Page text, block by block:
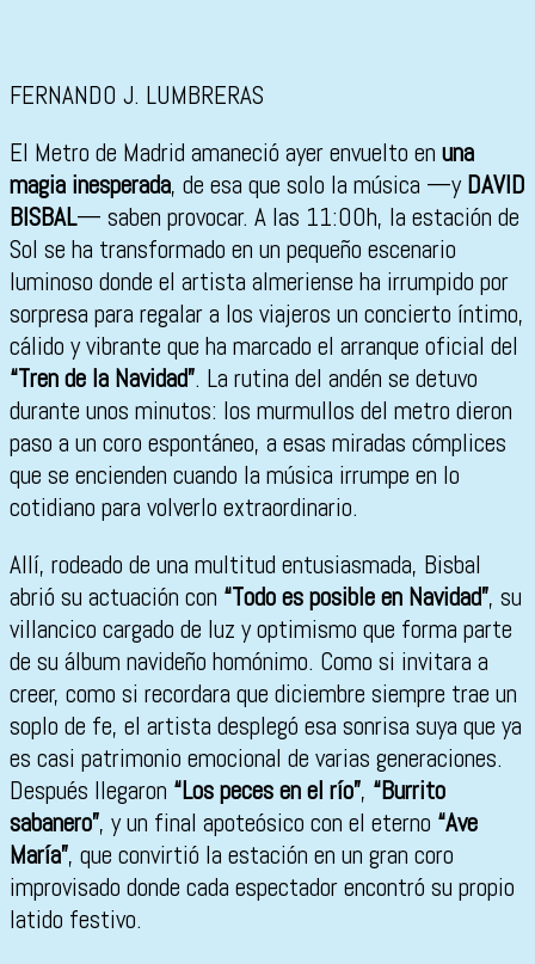
FERNANDO J. LUMBRERAS
El Metro de Madrid amaneció ayer envuelto en una
magia inesperada, de esa que solo la música —yDAVID
BISBAL— saben provocar. A las 11:00h, la estación de
Sol se ha transformado en un pequeño escenario
luminoso donde el artista almeriense ha irrumpido por
sorpresa para regalar a los viajeros un concierto íntimo,
cálido y vibrante que ha marcado el arranque oficial del
“Tren de la Navidad”. La rutina del andén se detuvo
durante unos minutos: los murmullos del metro dieron
paso a un coro espontáneo, a esas miradas cómplices
que se encienden cuando la música irrumpe en lo
cotidiano para volverlo extraordinario.
Allí, rodeado de una multitud entusiasmada, Bisbal
abrió su actuación con “Todo es posible en Navidad”, su
villancico cargado de luz y optimismo que forma parte
de su álbum navideño homónimo. Como si invitara a
creer, como si recordara que diciembre siempre trae un
soplo de fe, el artista desplegó esa sonrisa suya que ya
es casi patrimonio emocional de varias generaciones.
Después llegaron “Los peces en el río”, “Burrito
sabanero”, y un final apoteósico con el eterno “Ave
María”, que convirtió la estación en un gran coro
improvisado donde cada espectador encontró su propio
latido festivo.